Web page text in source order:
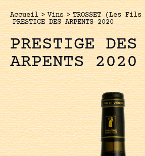
Accueil > Vins > TROSSET (Les
PRESTIGE DES ARPENTS 2020
PRESTIGE DES
ARPENTS 2020